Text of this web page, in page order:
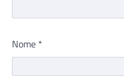
Nome *